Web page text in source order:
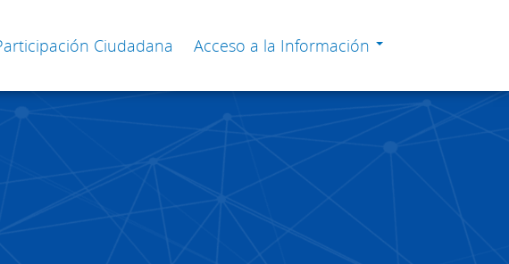
Ciudadana Acceso a la Información